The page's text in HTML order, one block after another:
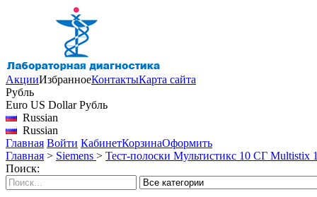
АкцииИзбранноеКонтактыКарта сайта
Рубль
Euro US Dollar Рубль
Russian
Russian
Главная Войти КабинетКорзинаОформить
Главная > Siemens > Тест-полоски Мультистикс 10 СГ Multistix
Поиск: